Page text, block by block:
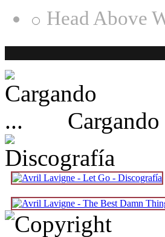
Head Above
Cargando